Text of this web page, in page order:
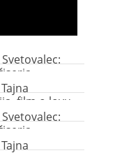
z vrhunsko
zasedbo
film o lovu
bin Ladna,
kinih
z vrhunsko